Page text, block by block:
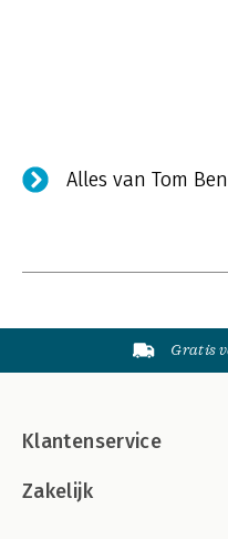
Alles van Tom
Gratis
Klantenservice
Zakelijk